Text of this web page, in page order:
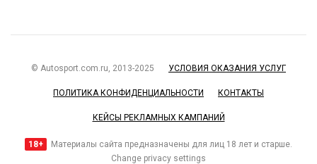
© Autosport.com.ru, 2013-2025 УСЛОВИЯ ОКАЗАНИЯ УСЛУГ
ПОЛИТИКА КОНФИДЕНЦИАЛЬНОСТИ КОНТАКТЫ
КЕЙСЫ РЕКЛАМНЫХ КАМПАНИЙ
18+
Материалы сайта предназначены для лиц 18 лет и старше.
Change privacy settings